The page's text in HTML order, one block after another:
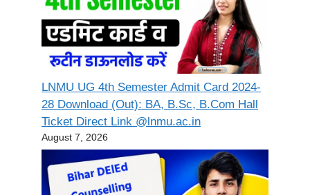
LNMU UG 4th Semester Admit Card 2024-
28 Download (Out): BA, B.Sc, B.Com Hall
Ticket Direct Link @lnmu.ac.in
August 7, 2026